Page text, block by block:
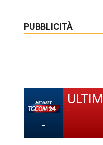
PUBBLICITÀ
-
-